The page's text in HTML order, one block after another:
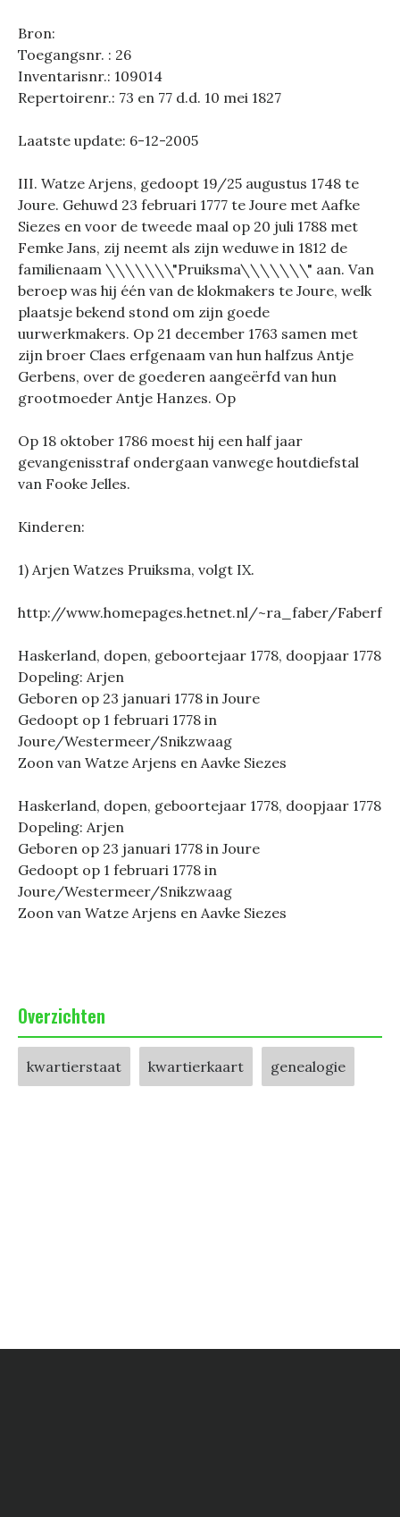
Bron:
Toegangsnr. : 26
Inventarisnr.: 109014
Repertoirenr.: 73 en 77 d.d. 10 mei 1827
Laatste update: 6-12-2005
III. Watze Arjens, gedoopt 19/25 augustus 1748 te
Joure. Gehuwd 23 februari 1777 te Joure met Aafke
Siezes en voor de tweede maal op 20 juli 1788 met
Femke Jans, zij neemt als zijn weduwe in 1812 de
familienaam \\\\\\\"Pruiksma\\\\\\\" aan. Van
beroep was hij één van de klokmakers te Joure, welk
plaatsje bekend stond om zijn goede
uurwerkmakers. Op 21 december 1763 samen met
zijn broer Claes erfgenaam van hun halfzus Antje
Gerbens, over de goederen aangeërfd van hun
grootmoeder Antje Hanzes. Op
Op 18 oktober 1786 moest hij een half jaar
gevangenisstraf ondergaan vanwege houtdiefstal
van Fooke Jelles.
Kinderen:
1) Arjen Watzes Pruiksma, volgt IX.
http://www.homepages.hetnet.nl/~ra_faber/
Haskerland, dopen, geboortejaar 1778, doopjaar 1778
Dopeling: Arjen
Geboren op 23 januari 1778 in Joure
Gedoopt op 1 februari 1778 in
Joure/Westermeer/Snikzwaag
Zoon van Watze Arjens en Aavke Siezes
Haskerland, dopen, geboortejaar 1778, doopjaar 1778
Dopeling: Arjen
Geboren op 23 januari 1778 in Joure
Gedoopt op 1 februari 1778 in
Joure/Westermeer/Snikzwaag
Zoon van Watze Arjens en Aavke Siezes
Overzichten
kwartierstaat kwartierkaart genealogie